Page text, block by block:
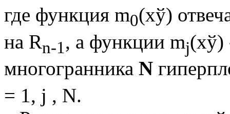
где функция m0(xў)
на Rn-1, а функции mj(xў)
многогранника N
= 1, ј , N.